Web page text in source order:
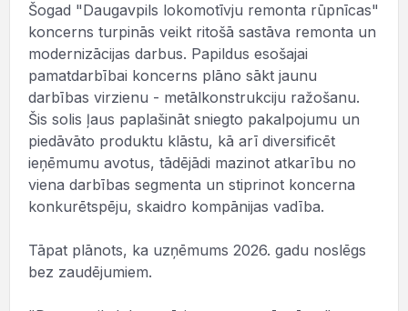
Šogad "Daugavpils lokomotīvju remonta rūpnīcas"
koncerns turpinās veikt ritošā sastāva remonta un
modernizācijas darbus. Papildus esošajai
pamatdarbībai koncerns plāno sākt jaunu
darbības virzienu - metālkonstrukciju ražošanu.
Šis solis ļaus paplašināt sniegto pakalpojumu un
piedāvāto produktu klāstu, kā arī diversificēt
ieņēmumu avotus, tādējādi mazinot atkarību no
viena darbības segmenta un stiprinot koncerna
konkurētspēju, skaidro kompānijas vadība.
Tāpat plānots, ka uzņēmums 2026. gadu noslēgs
bez zaudējumiem.